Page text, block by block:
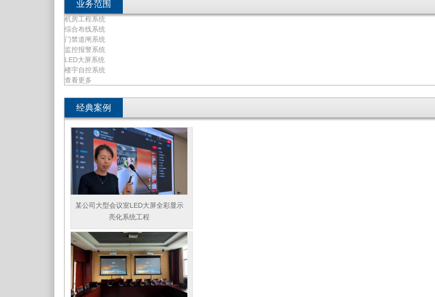
业务范围
机房工程系统
综合布线系统
门禁道闸系统
监控报警系统
LED大屏系统
楼宇自控系统
查看更多
经典案例
某公司大型会议室LED大屏全彩显示
亮化系统工程